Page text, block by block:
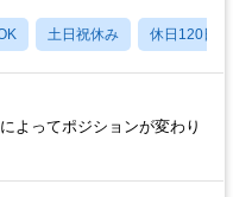
土日祝休み 休日120日以上
よってポジションが変わり